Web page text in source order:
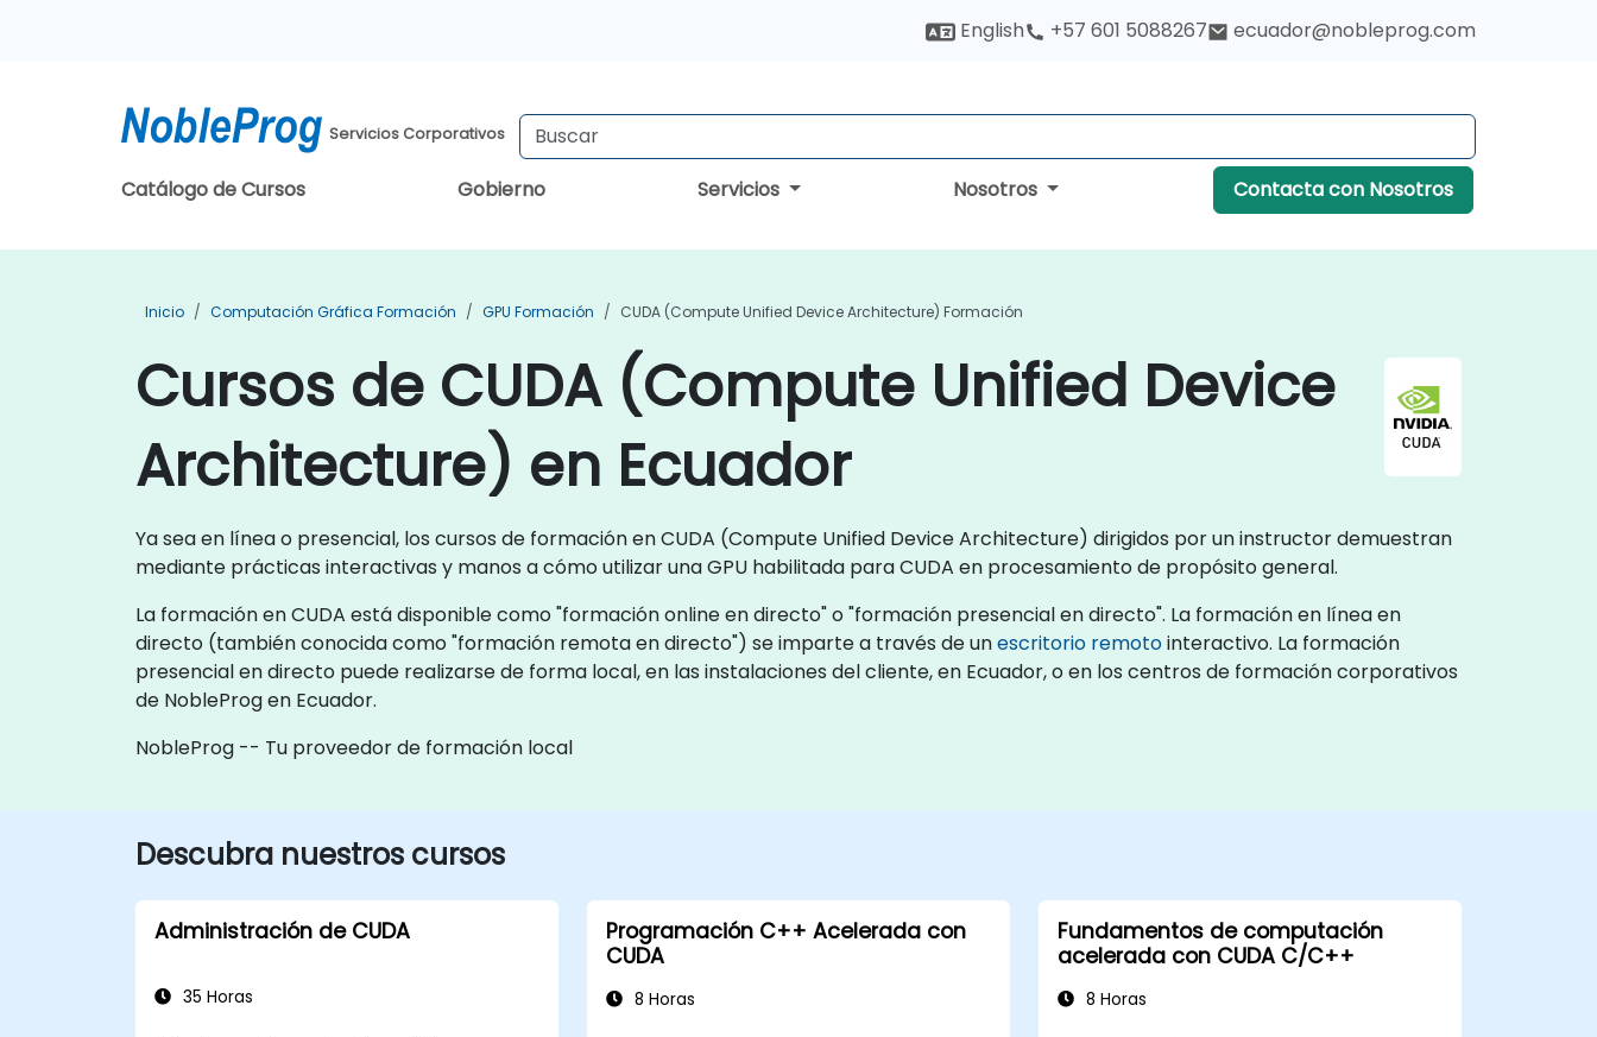
English +57 601 5088267 ecuador@nobleprog.com
Servicios Corporativos
Catálogo de Cursos Gobierno Servicios Nosotros Contacta con Nosotros
Inicio Computación Gráfica Formación GPU Formación CUDA (Compute Unified Device Architecture) Formación
Cursos de CUDA (Compute Unified Device
Architecture) en Ecuador
Ya sea en línea o presencial, los cursos de formación en CUDA (Compute Unified Device Architecture) dirigidos por un instructor demuestran
mediante prácticas interactivas y manos a cómo utilizar una GPU habilitada para CUDA en procesamiento de propósito general.
La formación en CUDA está disponible como "formación online en directo" o "formación presencial en directo". La formación en línea en
directo (también conocida como "formación remota en directo") se imparte a través de unescritorio remotointeractivo. La formación
presencial en directo puede realizarse de forma local, en las instalaciones del cliente, en Ecuador, o en los centros de formación corporativos
de NobleProg en Ecuador.
NobleProg -- Tu proveedor de formación local
Descubra nuestros cursos
Administración de CUDA
35 Horas
Programación C++ Acelerada con
CUDA
8 Horas
Fundamentos de computación
acelerada con CUDA C/C++
8 Horas